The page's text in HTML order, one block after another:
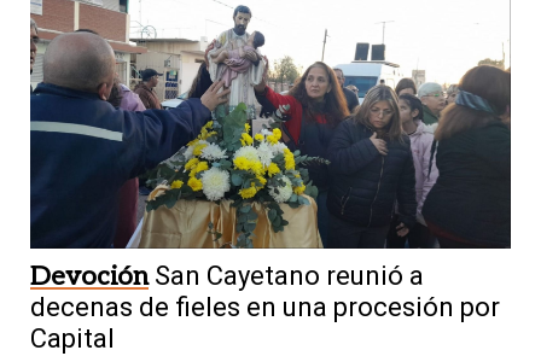
Devoción San Cayetano reunió a
decenas de fieles en una procesión por
Capital